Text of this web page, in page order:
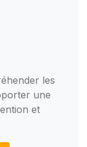
les
une
et